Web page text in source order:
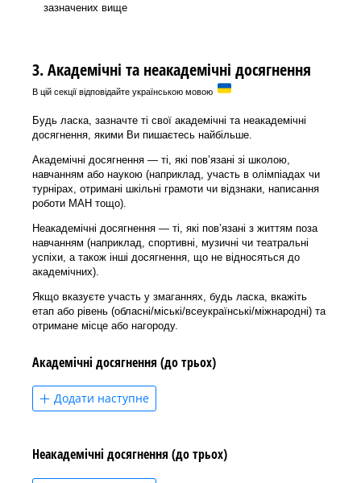
зазначених вище
3. Академічні та неакадемічні досягнення
В цій секції відповідайте українською мовою
Будь ласка, зазначте ті свої академічні та неакадемічні
досягнення, якими Ви пишаєтесь найбільше.
Академічні досягнення — ті, які пов’язані зі школою,
навчанням або наукою (наприклад, участь в олімпіадах чи
турнірах, отримані шкільні грамоти чи відзнаки, написання
роботи МАН тощо).
Неакадемічні досягнення — ті, які пов’язані з життям поза
навчанням (наприклад, спортивні, музичні чи театральні
успіхи, а також інші досягнення, що не відносяться до
академічних).
Якщо вказуєте участь у змаганнях, будь ласка, вкажіть
етап або рівень (обласні/міські/всеукраїнські/міжнародні) та
отримане місце або нагороду.
Академічні досягнення (до трьох)
Додати наступне
Неакадемічні досягнення (до трьох)